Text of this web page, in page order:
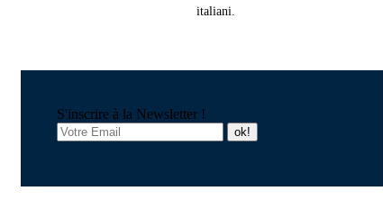
italiani.
S'inscrire à la Newsletter !